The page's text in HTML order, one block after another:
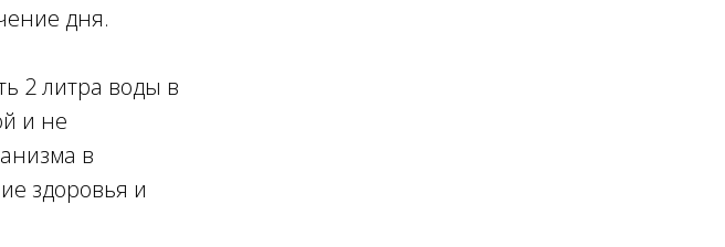
дня.
2 литра воды в
и не
в
здоровья и